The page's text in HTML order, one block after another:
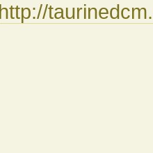
http://